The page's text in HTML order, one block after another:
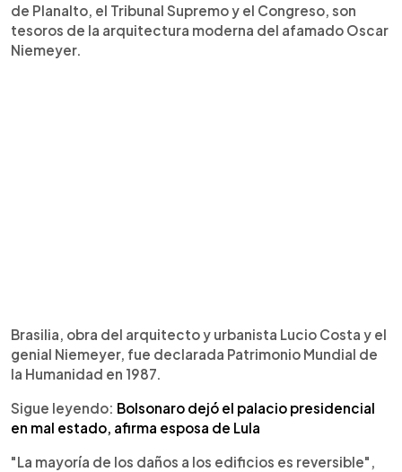
de Planalto, el Tribunal Supremo y el Congreso, son
tesoros de la arquitectura moderna del afamado Oscar
Niemeyer.
Brasilia, obra del arquitecto y urbanista Lucio Costa y el
genial Niemeyer, fue declarada Patrimonio Mundial de
la Humanidad en 1987.
Sigue leyendo: Bolsonaro dejó el palacio presidencial
en mal estado, afirma esposa de Lula
"La mayoría de los daños a los edificios es reversible",